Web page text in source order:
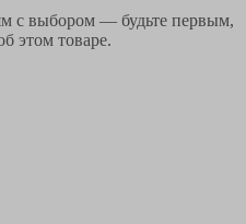
с выбором — будьте первым,
этом товаре.